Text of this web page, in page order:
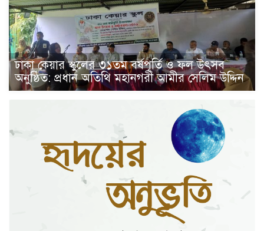
ঢাকা কেয়ার স্কুলের ৩১তম বর্ষপূর্তি ও ফল উৎসব
অনুষ্ঠিত: প্রধান অতিথি মহানগরী আমীর সেলিম উদ্দিন